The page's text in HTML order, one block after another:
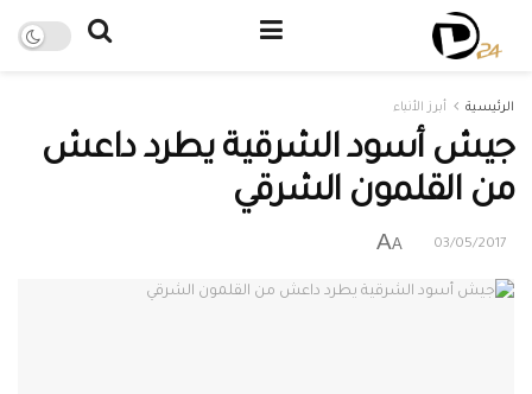
الرئيسية أبرز الأنباء
جيش أسود الشرقية يطرد داعش
من القلمون الشرقي
03/05/2017
A
A